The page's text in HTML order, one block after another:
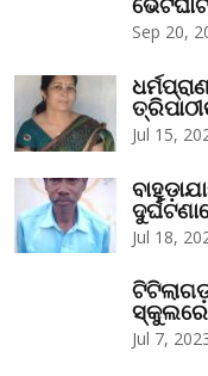
Sep 20,
Jul 15,
Jul 18,
Jul 7,